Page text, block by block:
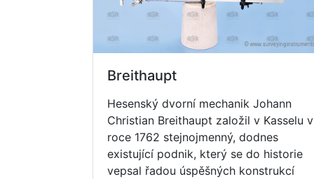
Breithaupt
Hesenský dvorní mechanik Johann
Christian Breithaupt založil v Kasselu v
roce 1762 stejnojmenný, dodnes
existující podnik, který se do historie
vepsal řadou úspěšných konstrukcí